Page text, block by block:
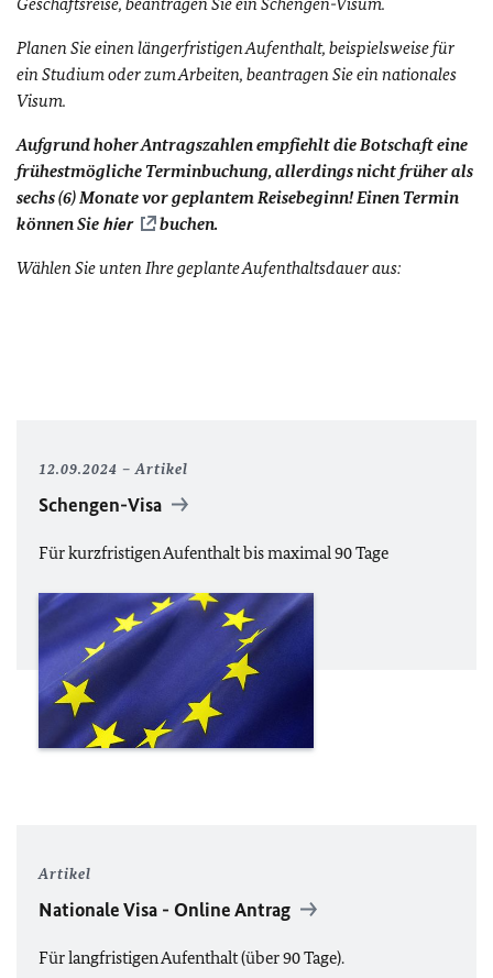
Geschäftsreise, beantragen Sie ein Schengen-Visum.
Planen Sie einen längerfristigen Aufenthalt, beispielsweise für
ein Studium oder zum Arbeiten, beantragen Sie ein nationales
Visum.
Aufgrund hoher Antragszahlen empfiehlt die Botschaft eine
frühestmögliche Terminbuchung, allerdings nicht früher als
sechs (6) Monate vor geplantem Reisebeginn! Einen Termin
können Sie hier buchen.
Wählen Sie unten Ihre geplante Aufenthaltsdauer aus:
12.09.2024 Artikel
Schengen-Visa
Für kurzfristigen Aufenthalt bis maximal 90 Tage
Artikel
Nationale Visa - Online Antrag
Für langfristigen Aufenthalt (über 90 Tage).